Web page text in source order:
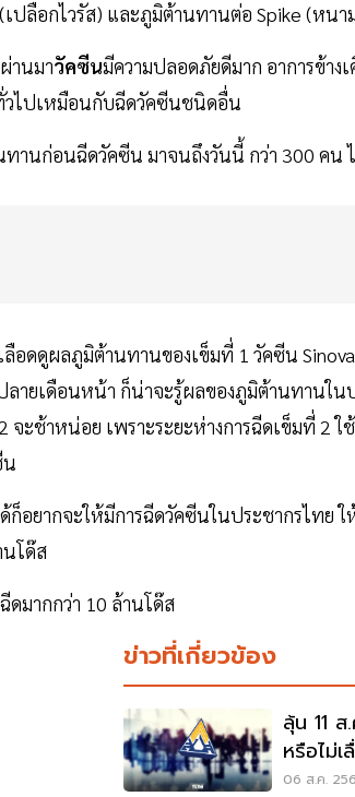
ปลือกไวรัส) และภูมิต้านทานต่อ Spike (หน
านมาวัคซีนมีความปลอดภัยดีมาก อาการข้าง
วไปเหมือนกับฉีดวัคซีนชนิดอื่น
ทานก่อนฉีดวัคซีน มาจนถึงวันนี้ กว่า 300 คน
ลือดดูผลภูมิต้านทานของเข็มที่ 1 วัคซีน
ลายเดือนหน้า ก็น่าจะรู้ผลของภูมิต้านทานใ
จะช้าหน่อย เพราะระยะห่างการฉีดเข็มที่
น
ก็อยากจะให้มีการฉีดวัคซีนในประชากรไทย
นโด๊ส
กกว่า 10 ล้านโด๊ส
ข่าวที่เกี่ยวข้อง
ลุ้น 11
หรือไม่
สังคม
06 ส.ค.